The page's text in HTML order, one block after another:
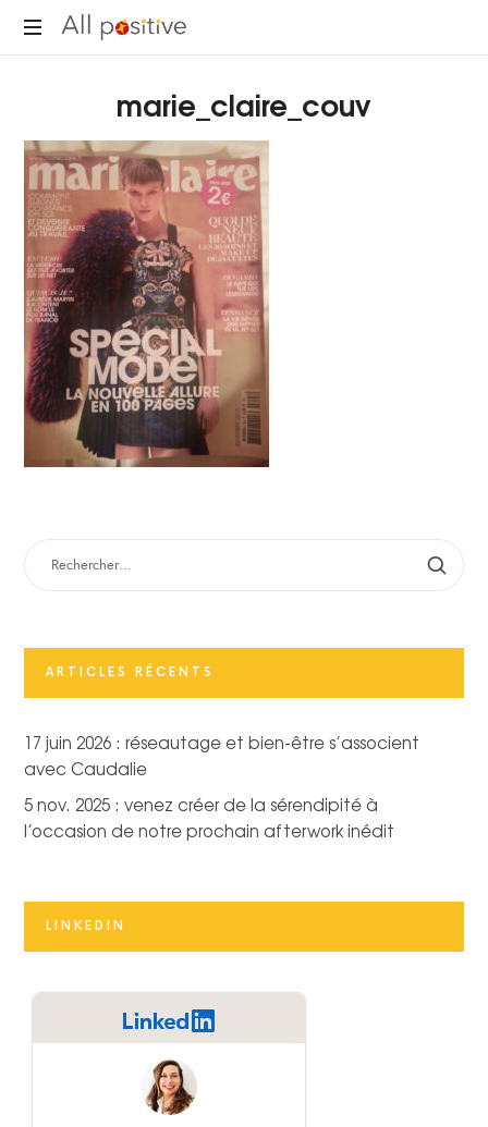
All
réinventer."
marie_claire_couv
RECHERCHER :
ARTICLES RÉCENTS
17 juin 2026 : réseautage et bien-être s’associent
avec Caudalie
5 nov. 2025 : venez créer de la sérendipité à
l’occasion de notre prochain afterwork inédit
LINKEDIN